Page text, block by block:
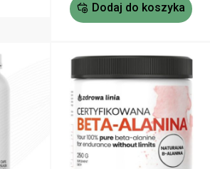
Dodaj do koszyka